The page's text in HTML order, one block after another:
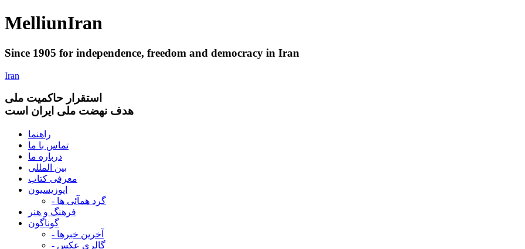
MelliunIran
Since 1905 for independence, freedom and democracy in Iran
Iran
استقرار حاکميت ملی
هدف نهضت ملی ایران است
راهنما
تماس با ما
درباره ما
بین المللی
معرفی کتاب
اپوزیسیون
- گرد همآئی ها
فرهنگ و هنر
گوناگون
- آخرین خبرها
- گالری عکس